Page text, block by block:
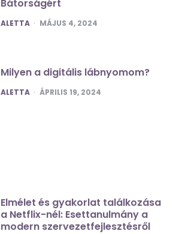
Bátorságért
POSTED
ALETTA MÁJUS 4, 2024
Milyen a digitális lábnyomom?
POSTED
ALETTA ÁPRILIS 19, 2024
Elmélet és gyakorlat találkozása
a Netflix-nél: Esettanulmány a
modern szervezetfejlesztésről